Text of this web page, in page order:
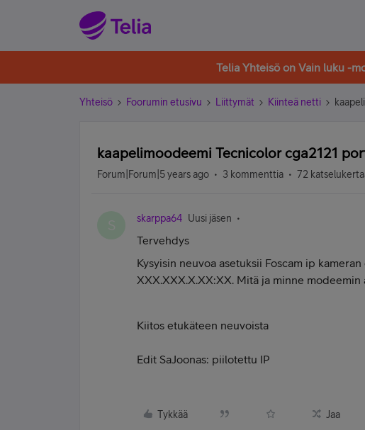
Telia Yhteisö on Vain luku -
Yhteisö Foorumin etusivu Liittymät Kiinteä netti
kaapelimoodeemi Tecnicolor cga2121
Forum|Forum|5 years ago 3 kommenttia 72
skarppa64 Uusi jäsen
Tervehdys
Kysyisin neuvoa asetuksii Foscam ip
XXX.XXX.X.XX:XX. Mitä ja minne
Kiitos etukäteen neuvoista
Edit SaJoonas: piilotettu IP
Tykkää Jaa